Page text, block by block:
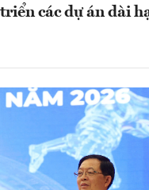
các dự án dài